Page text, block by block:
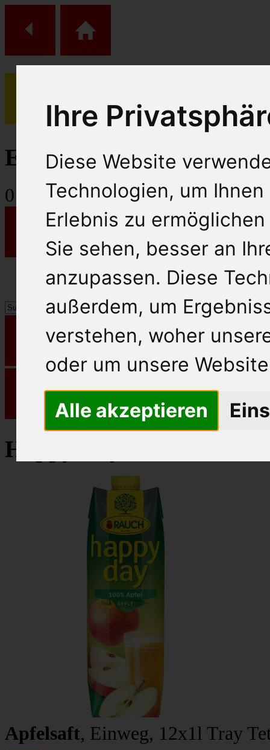
Ihre
Diese Website
Technologien, um
Erlebnis zu
Sie sehen, besser an
anzupassen. Diese
außerdem, um
verstehen, woher
oder um unsere
Alle akzeptieren
(0)
Einkaufs Wagen
0 Artikel
Happy Day Fruchtsaft
Apfelsaft, Einweg, 12x1l Tray